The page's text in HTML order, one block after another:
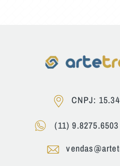
CNPJ:
(11) 9.8275.6503